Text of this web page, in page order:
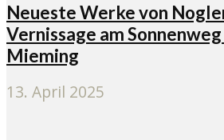
Neueste Werke von
Vernissage am
Mieming
13. April 2025